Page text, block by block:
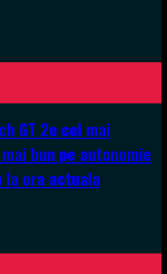
GT 2e cel mai
bun pe autonomie
ora actuala